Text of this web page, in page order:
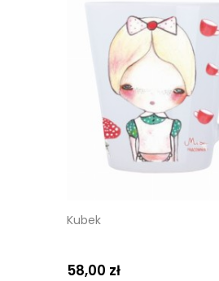
Kubek
58,00 zł